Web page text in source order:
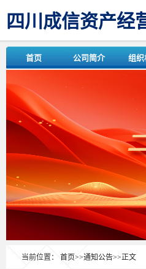
四川成信资产经
首页 公司简介 组织
当前位置： 首页>>通知公告>>正文